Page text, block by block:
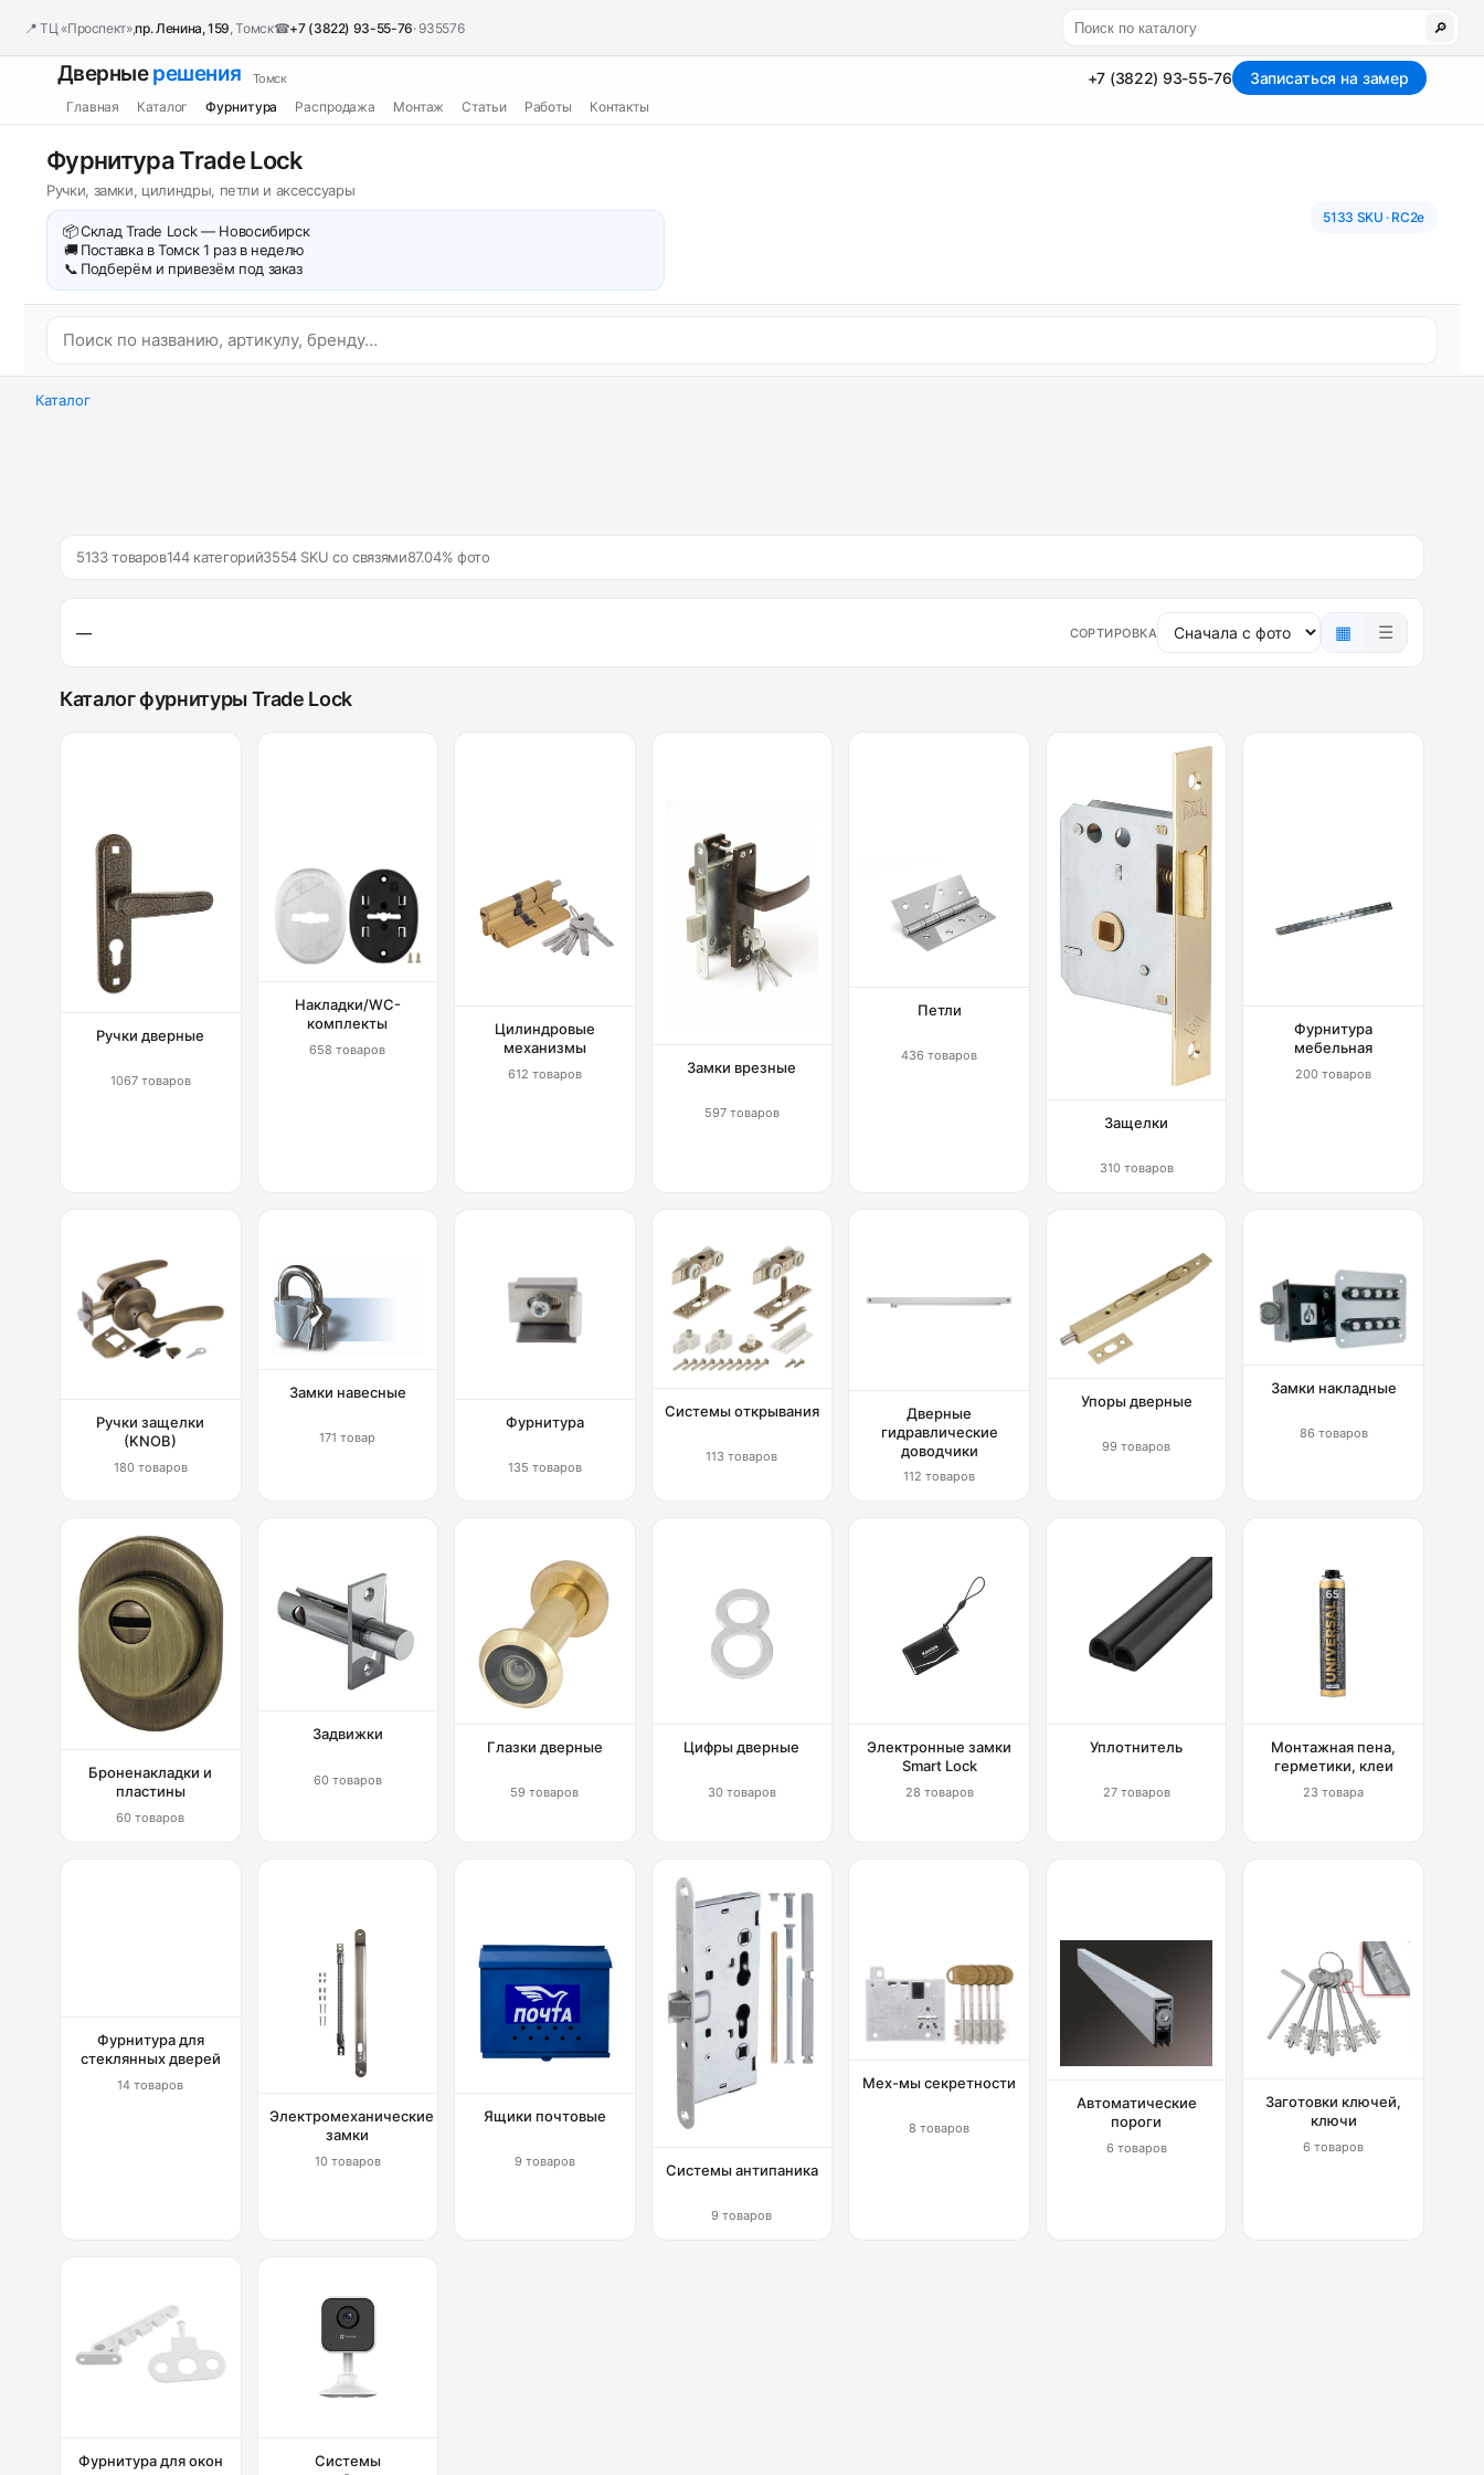
📍 ТЦ «Проспект»,пр. Ленина, 159 , Томск☎+7 (3822) 93-55-76· 935576 🔎
Дверныерешения Томск
Главная Каталог Фурнитура Распродажа Монтаж Статьи Работы Контакты
+7 (3822) 93-55-76 Записаться на замер
Фурнитура Trade Lock
Ручки, замки, цилиндры, петли и аксессуары
📦Склад Trade Lock — Новосибирск
🚚 Поставка в Томск 1 раз в неделю
📞 Подберём и привезём под заказ
5133 SKU · RC2e
Каталог
5133 товаров144 категорий3554 SKU со связями87.04% фото
— СОРТИРОВКА ▦ ☰
Каталог фурнитуры Trade Lock
Ручки дверные
1067 товаров
Накладки/WC-
комплекты
658 товаров
Цилиндровые
механизмы
612 товаров Замки врезные
597 товаров
Петли
436 товаров
Защелки
310 товаров
Фурнитура
мебельная
200 товаров
Ручки защелки
(KNOB)
180 товаров
Замки навесные
171 товар
Фурнитура
135 товаров
Системы открывания
113 товаров
Дверные
гидравлические
доводчики
112 товаров
Упоры дверные
99 товаров
Замки накладные
86 товаров
Броненакладки и
пластины
60 товаров
Задвижки
60 товаров
Глазки дверные
59 товаров
Цифры дверные
30 товаров
Электронные замки
Smart Lock
28 товаров
Уплотнитель
27 товаров
Монтажная пена,
герметики, клеи
23 товара
Фурнитура для
стеклянных дверей
14 товаров
Электромеханические
замки
10 товаров
Ящики почтовые
9 товаров Системы антипаника
9 товаров
Мех-мы секретности
8 товаров
Автоматические
пороги
6 товаров
Заготовки ключей,
ключи
6 товаров
Фурнитура для окон
Системы